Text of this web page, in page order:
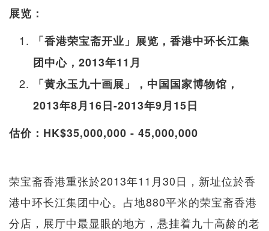
展览：
「香港荣宝斋开业」展览，香港中环长江集
团中心，2013年11月
「黄永玉九十画展」，中国国家博物馆，
2013年8月16日-2013年9月15日
估价：HK$35,000,000 - 45,000,000
荣宝斋香港重张於2013年11月30日，新址位於香
港中环长江集团中心。占地880平米的荣宝斋香港
分店，展厅中最显眼的地方，悬挂着九十高龄的老